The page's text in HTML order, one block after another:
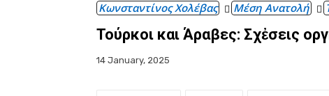
Κωνσταντίνος Χολέβας Μέση Ανατολή
Τούρκοι και Άραβες: Σχἐσεις
14 January, 2025